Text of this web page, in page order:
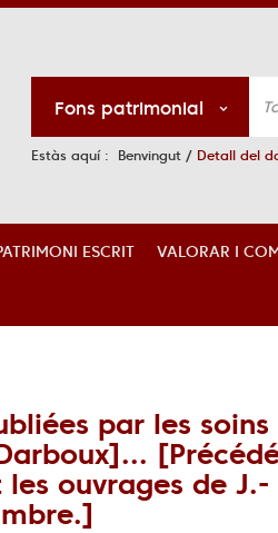
Fons patrimonial
Estàs aquí : Benvingut / Detall del
ESCRIT VALORAR I
par les soins
ouvrages de J.-